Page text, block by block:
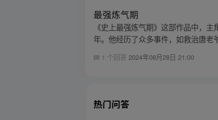
最强炼气期
《史上最强炼气期》这部作品中，
年。他经历了众多事件，如救治唐老
1 个回答2024年08月28日 21:00
热门问答